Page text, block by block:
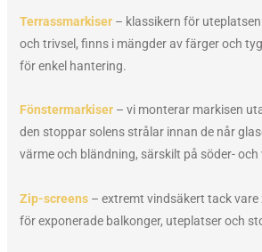
Terrassmarkiser – klassikern för
och trivsel, finns i mängder av färger och
för enkel hantering.
Fönstermarkiser – vi monterar markisen
den stoppar solens strålar innan de når
värme och bländning, särskilt på söder-
Zip-screens – extremt vindsäkert tack vare
för exponerade balkonger, uteplatser och